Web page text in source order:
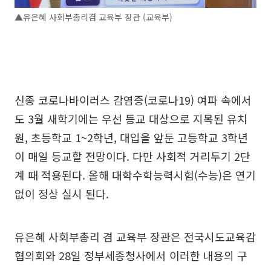
▲유은혜 사회부총리겸 교육부 장관 (교육부)
신종 코로나바이러스 감염증(코로나19) 여파 속에서
도 3월 새학기에는 우선 등교 대상으로 지목된 유치
원, 초등학교 1~2학년, 대입을 앞둔 고등학교 3학년
이 매일 등교할 전망이다. 다만 사회적 거리두기 2단
계 때 적용된다. 올해 대학수학능력시험(수능)은 연기
없이 정상 실시 된다.
유은혜 사회부총리 겸 교육부 장관은 전국시도교육감
협의회와 28일 정부세종청사에서 이러한 내용의 구